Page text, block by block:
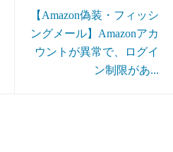
【Amazon偽装・フィッシ
ングメール】Amazonアカ
ウントが異常で、ログイ
ン制限があ...